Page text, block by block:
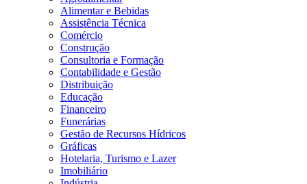
Alimentar e Bebidas
Assistência Técnica
Comércio
Construção
Consultoria e Formação
Contabilidade e Gestão
Distribuição
Educação
Financeiro
Funerárias
Gestão de Recursos Hídricos
Gráficas
Hotelaria, Turismo e Lazer
Imobiliário